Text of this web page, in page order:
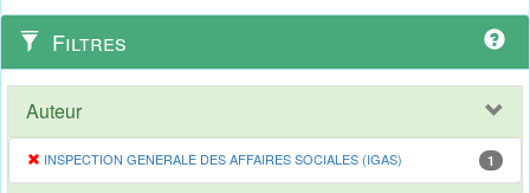
Filtres
Auteur
INSPECTION GENERALE DES AFFAIRES SOCIALES (IGAS) 1